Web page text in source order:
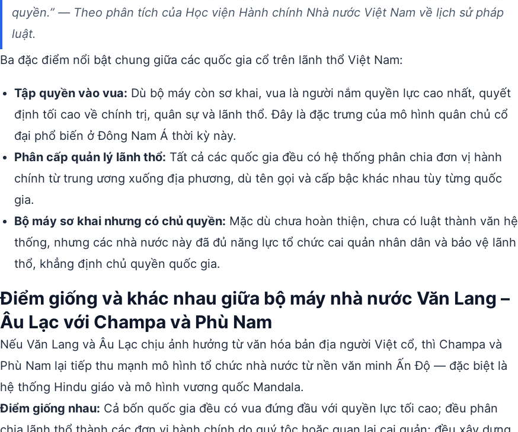
quyền.” — Theo phân tích của Học viện Hành chính Nhà nước Việt Nam về lịch sử pháp
luật.
Ba đặc điểm nổi bật chung giữa các quốc gia cổ trên lãnh thổ Việt Nam:
Tập quyền vào vua: Dù bộ máy còn sơ khai, vua là người nắm quyền lực cao nhất, quyết
định tối cao về chính trị, quân sự và lãnh thổ. Đây là đặc trưng của mô hình quân chủ cổ
đại phổ biến ở Đông Nam Á thời kỳ này.
Phân cấp quản lý lãnh thổ: Tất cả các quốc gia đều có hệ thống phân chia đơn vị hành
chính từ trung ương xuống địa phương, dù tên gọi và cấp bậc khác nhau tùy từng quốc
gia.
Bộ máy sơ khai nhưng có chủ quyền: Mặc dù chưa hoàn thiện, chưa có luật thành văn hệ
thống, nhưng các nhà nước này đã đủ năng lực tổ chức cai quản nhân dân và bảo vệ lãnh
thổ, khẳng định chủ quyền quốc gia.
Điểm giống và khác nhau giữa bộ máy nhà nước Văn Lang –
Âu Lạc với Champa và Phù Nam
Nếu Văn Lang và Âu Lạc chịu ảnh hưởng từ văn hóa bản địa người Việt cổ, thì Champa và
Phù Nam lại tiếp thu mạnh mô hình tổ chức nhà nước từ nền văn minh Ấn Độ — đặc biệt là
hệ thống Hindu giáo và mô hình vương quốc Mandala.
Điểm giống nhau: Cả bốn quốc gia đều có vua đứng đầu với quyền lực tối cao; đều phân